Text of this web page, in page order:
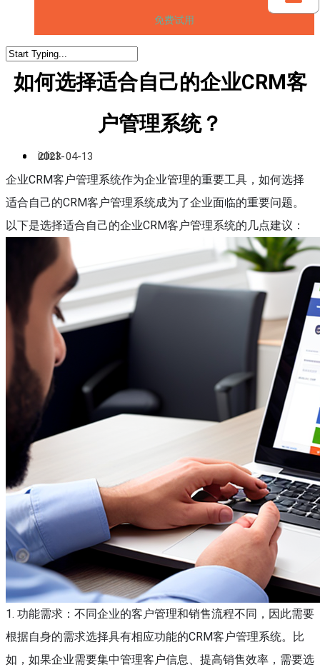
免费试用
如何选择适合自己的企业CRM客
户管理系统？
iclick
2023-04-13
企业CRM客户管理系统作为企业管理的重要工具，如何选择
适合自己的CRM客户管理系统成为了企业面临的重要问题。
以下是选择适合自己的企业CRM客户管理系统的几点建议：
1. 功能需求：不同企业的客户管理和销售流程不同，因此需要
根据自身的需求选择具有相应功能的CRM客户管理系统。比
如，如果企业需要集中管理客户信息、提高销售效率，需要选